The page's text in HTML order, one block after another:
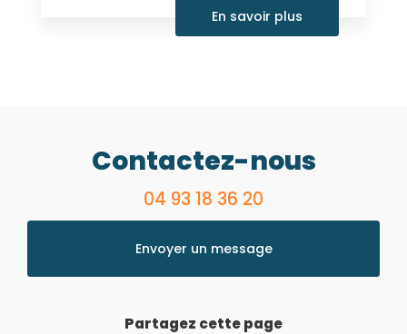
En savoir plus
Contactez-nous
04 93 18 36 20
Envoyer un message
Partagez cette page